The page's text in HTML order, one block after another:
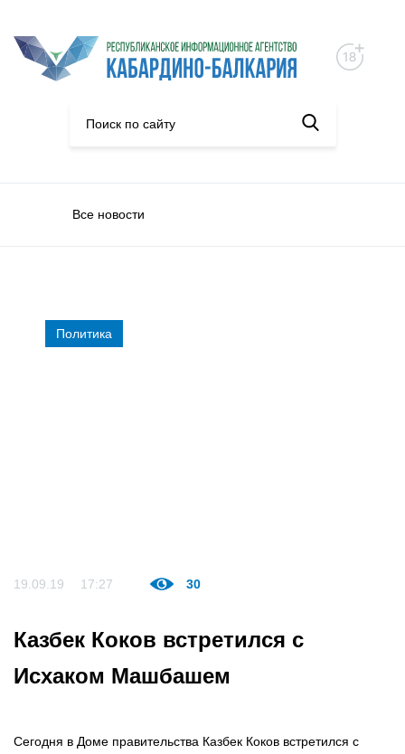
Все новости
Политика
19.09.19 17:27 30
Казбек Коков встретился с
Исхаком Машбашем
Сегодня в Доме правительства Казбек Коков встретился с